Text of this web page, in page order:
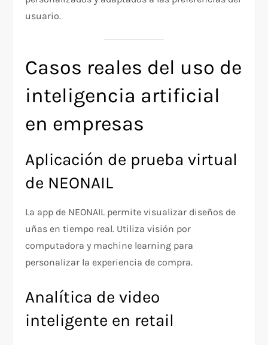
usuario.
Casos reales del uso de
inteligencia artificial
en empresas
Aplicación de prueba virtual
de NEONAIL
La app de NEONAIL permite visualizar diseños de
uñas en tiempo real. Utiliza visión por
computadora y machine learning para
personalizar la experiencia de compra.
Analítica de video
inteligente en retail